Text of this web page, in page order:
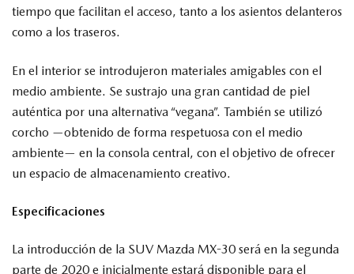
tiempo que facilitan el acceso, tanto a los asientos delanteros
como a los traseros.
En el interior se introdujeron materiales amigables con el
medio ambiente. Se sustrajo una gran cantidad de piel
auténtica por una alternativa “vegana”. También se utilizó
corcho —obtenido de forma respetuosa con el medio
ambiente— en la consola central, con el objetivo de ofrecer
un espacio de almacenamiento creativo.
Especificaciones
La introducción de la SUV Mazda MX-30 será en la segunda
parte de 2020 e inicialmente estará disponible para el